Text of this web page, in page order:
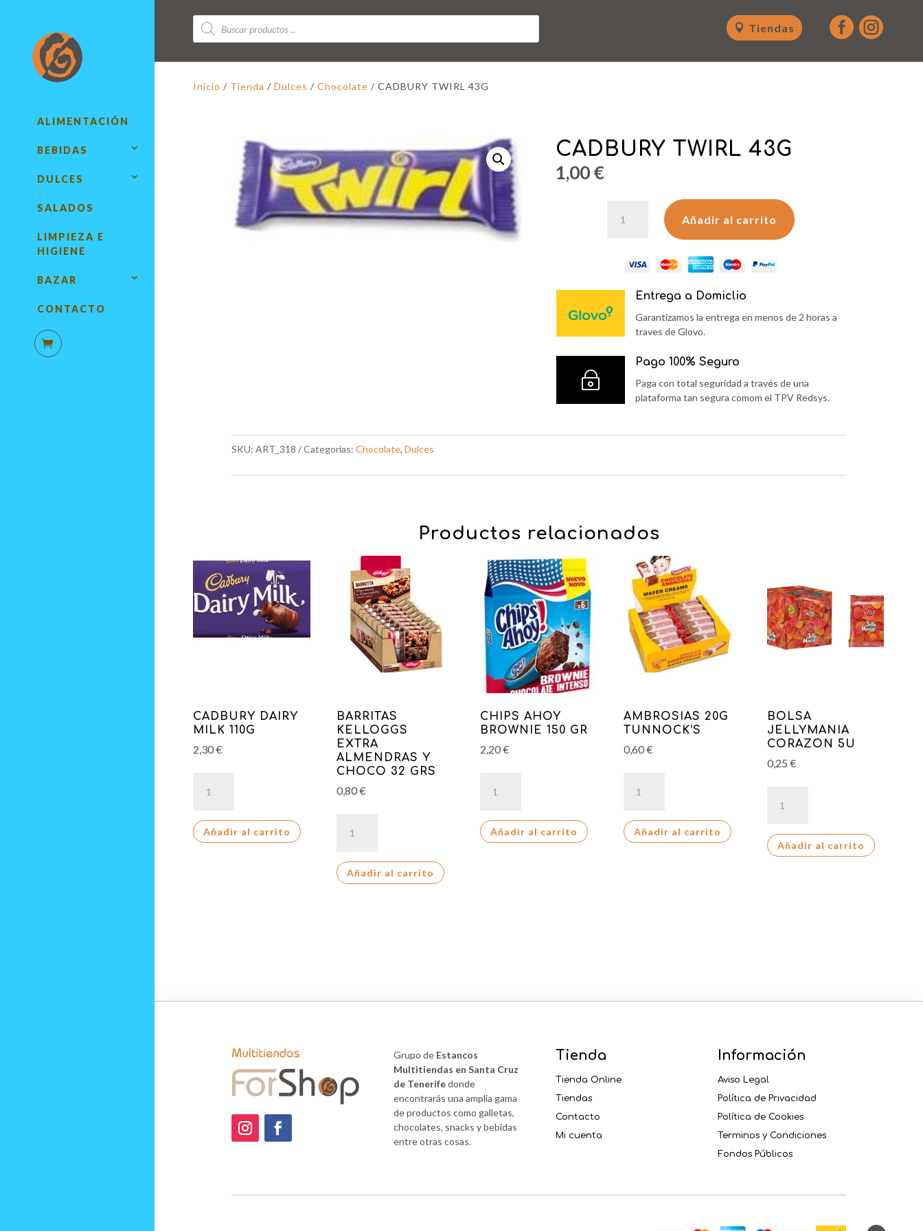
ALIMENTACIÓN
BEBIDAS
DULCES
SALADOS
LIMPIEZA E
HIGIENE
BAZAR
CONTACTO
Búsqueda
de
productos
Tiendas  
Inicio / Tienda / Dulces / Chocolate / CADBURY TWIRL 43G
CADBURY TWIRL 43G
1,00€
TWIRL
cantidad
Añadir al carrito
Entrega a Domiclio
Garantizamos la entrega en menos de 2 horas a
traves de Glovo.
~
Pago 100% Seguro
Paga con total seguridad a través de una
plataforma tan segura comom el TPV Redsys.
SKU: ART_318 Categorías: Chocolate, Dulces
Productos relacionados
CADBURY DAIRY
MILK 110G
2,30€
DAIRY
110G
Añadir al carrito
BARRITAS
KELLOGGS
EXTRA
ALMENDRAS Y
CHOCO 32 GRS
0,80€
KELLOGGS
ALMENDRAS
Añadir al carrito
CHIPS AHOY
BROWNIE 150 GR
2,20€
AHOY
150Añadir al carrito
AMBROSIAS 20G
TUNNOCK’S
0,60€
20G
cantidad
Añadir al carrito
BOLSA
JELLYMANIA
CORAZON 5U
0,25 €
JELLYMANIA
5UAñadir al carrito
Grupo de Estancos
Multitiendas en Santa Cruz
de Tenerifedonde
encontrarás una amplia gama
de productos como galletas,
chocolates, snacks y bebidas
entre otras cosas.
Tienda
Tienda Online
Tiendas
Contacto
Mi cuenta
Información
Aviso Legal
Política de Privacidad
Política de Cookies
Terminos y Condiciones
Fondos Públicos